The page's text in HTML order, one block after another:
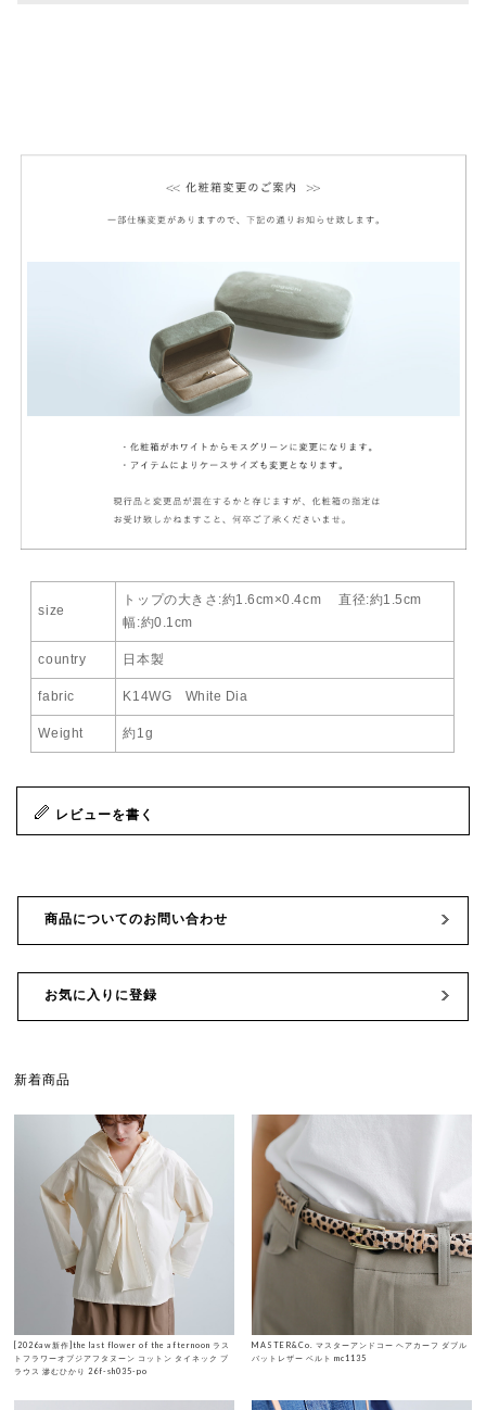
size
トップの大きさ:約1.6cm×0.4cm 直径:約1.5cm
幅:約0.1cm
country 日本製
fabric K14WG White Dia
Weight 約1g
レビューを書く
商品についてのお問い合わせ
お気に入りに登録
新着商品
[2026aw新作]the last flower of the afternoon ラス
トフラワーオブジアフタヌーン コットン タイネック ブ
ラウス 滲むひかり 26f-sh035-po
MASTER&Co. マスターアンドコー ヘアカーフ ダブル
バットレザー ベルト mc1135